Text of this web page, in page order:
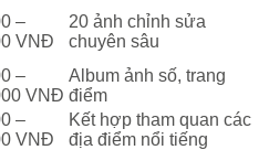
–
VNĐ
20 ảnh chỉnh sửa
chuyên sâu
–
VNĐ
Album ảnh số, trang
điểm
–
VNĐ
Kết hợp tham quan các
địa điểm nổi tiếng